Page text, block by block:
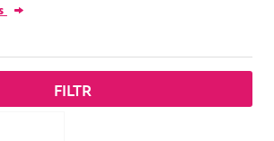
FILTR